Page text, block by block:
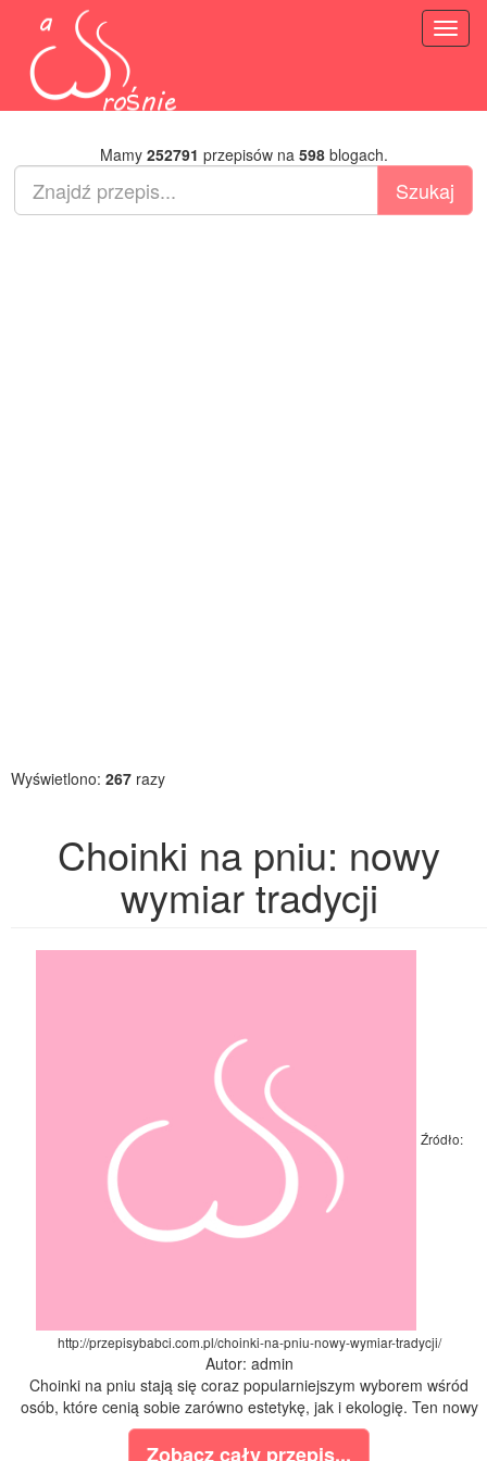
Mamy 252791 przepisów na 598blogach.
Wyświetlono: 267 razy
Choinki na pniu: nowy
wymiar tradycji
Źródło:
http://przepisybabci.com.pl/choinki-na-pniu-nowy-wymiar-tradycji/
Autor: admin
Choinki na pniu stają się coraz popularniejszym wyborem wśród
osób, które cenią sobie zarówno estetykę, jak i ekologię. Ten nowy
Zobacz cały przepis...